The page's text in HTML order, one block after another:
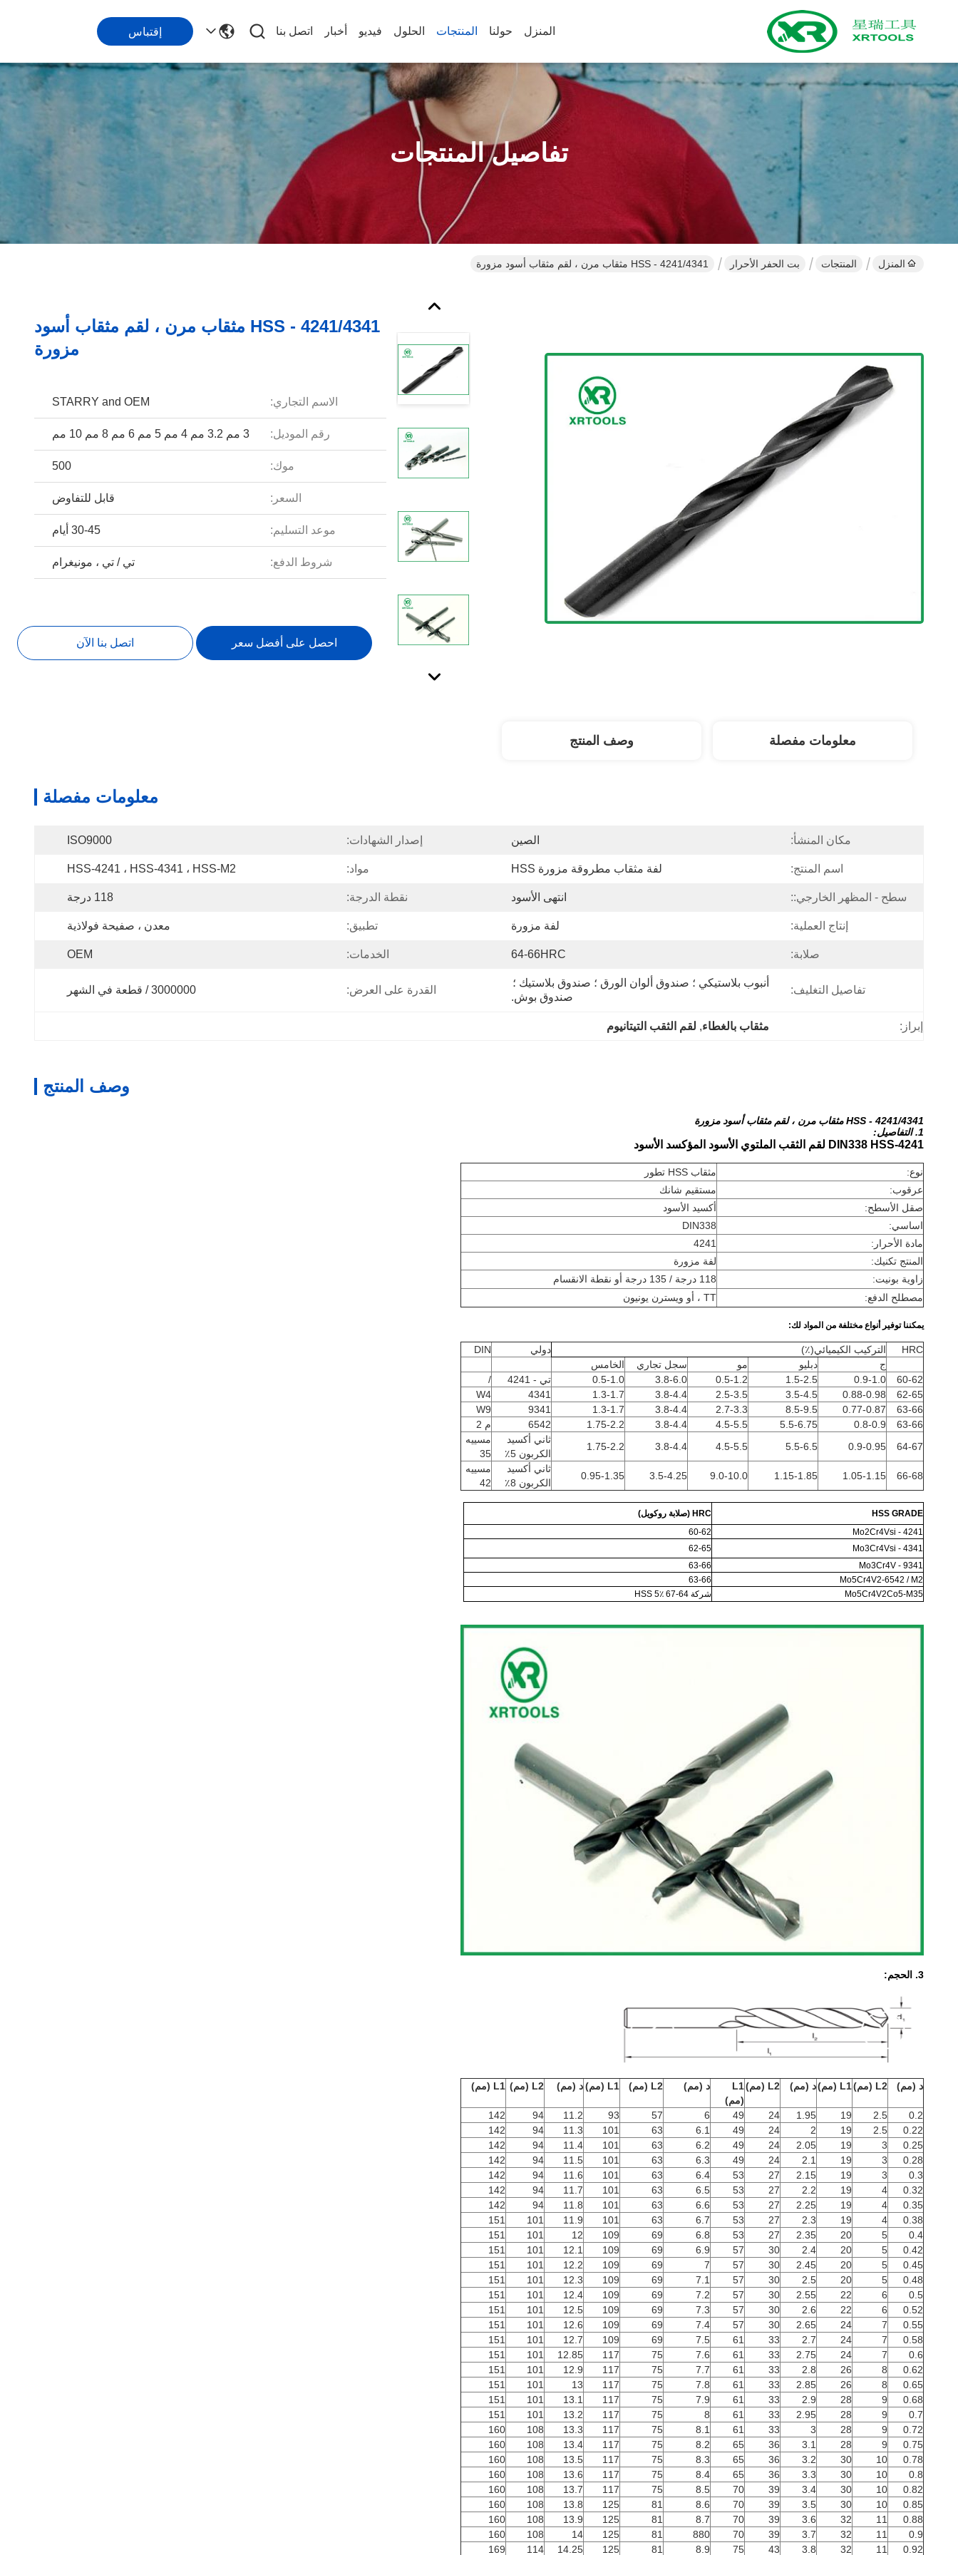
المنزل حولنا المنتجات الحلول فيديو أخبار اتصل بنا إقتباس
تفاصيل المنتجات
المنزل المنتجات بت الحفر الأحرار HSS - 4241/4341 مثقاب مرن ، لقم مثقاب أسود مزورة
HSS - 4241/4341 مثقاب مرن ، لقم مثقاب أسود
مزورة
الاسم التجاري: STARRY and OEM
رقم الموديل: 3 مم 3.2 مم 4 مم 5 مم 6 مم 8 مم 10 مم
موك: 500
السعر: قابل للتفاوض
موعد التسليم: 30-45 أيام
شروط الدفع: تي / تي ، مونيغرام
احصل على أفضل سعر اتصل بنا الآن
معلومات مفصلة وصف المنتج
معلومات مفصلة
مكان المنشأ: الصين إصدار الشهادات: ISO9000
اسم المنتج: لفة مثقاب مطروقة مزورة HSS مواد: HSS-4241 ، HSS-4341 ، HSS-M2
سطح - المظهر الخارجي:: انتهى الأسود نقطة الدرجة: 118 درجة
إنتاج العملية: لفة مزورة تطبيق: معدن ، صفيحة فولاذية
صلابة: 64-66HRC الخدمات: OEM
تفاصيل التغليف:
صندوق بوش.
القدرة على العرض: 3000000 / قطعة في الشهر
إبراز: مثقاب بالغطاء, لقم الثقب التيتانيوم
وصف المنتج
HSS - 4241/4341 مثقاب مرن ، لقم مثقاب أسود مزورة
1. التفاصيل:
DIN338 HSS-4241 لقم الثقب الملتوي الأسود المؤكسد الأسود
نوع:
مثقاب HSS تطور
عرقوب:
مستقيم شانك
صقل الأسطح:
أكسيد الأسود
اساسي:
DIN338
مادة الأحرار:
4241
المنتج تكنيك:
لفة مزورة
زاوية بونيت:
118 درجة / 135 درجة أو نقطة الانقسام
مصطلح الدفع:
TT ، أو ويسترن يونيون
يمكننا توفير أنواع مختلفة من المواد لك:
HRC التركيب الكيميائي(٪) دولي
DIN
ج
دبليو مو سجل تجاري
الخامس
60-62
0.9-1.0
1.5-2.5
0.5-1.2
3.8-6.0
0.5-1.0 تي - 4241
/
62-65
0.88-0.98
3.5-4.5
2.5-3.5
3.8-4.4
1.3-1.7
4341
W4
63-66
0.77-0.87
8.5-9.5
2.7-3.3
3.8-4.4
1.3-1.7
9341
W9
63-66
0.8-0.9
5.5-6.75
4.5-5.5
3.8-4.4
1.75-2.2
6542
م 2
64-67
0.9-0.95
5.5-6.5
4.5-5.5
3.8-4.4
1.75-2.2
ثاني أكسيد
الكربون 5٪
مسييه
35
66-68
1.05-1.15
1.15-1.85
9.0-10.0
3.5-4.25
0.95-1.35
ثاني أكسيد
الكربون 8٪
مسييه
42
HSS GRADE
HRC (صلابة روكويل)
Mo2Cr4Vsi - 4241
60-62
Mo3Cr4Vsi - 4341
62-65
Mo3Cr4V - 9341
63-66
Mo5Cr4V2-6542 / M2
63-66
Mo5Cr4V2Co5-M35
شركة 64-67 HSS 5٪
3. الحجم:
د (مم) L2 (مم) L1 (مم) د (مم) L2 (مم)
L1
(مم)
د (مم) L2 (مم) L1 (مم) د (مم) L2 (مم) L1 (مم)
0.2
2.5
19
1.95
24
49
6
57
93
11.2
94
142
0.22
2.5
19
2
24
49
6.1
63
101
11.3
94
142
0.25
3
19
2.05
24
49
6.2
63
101
11.4
94
142
0.28
3
19
2.1
24
49
6.3
63
101
11.5
94
142
0.3
3
19
2.15
27
53
6.4
63
101
11.6
94
142
0.32
4
19
2.2
27
53
6.5
63
101
11.7
94
142
0.35
4
19
2.25
27
53
6.6
63
101
11.8
94
142
0.38
4
19
2.3
27
53
6.7
63
101
11.9
101
151
0.4
5
20
2.35
27
53
6.8
69
109
12
101
151
0.42
5
20
2.4
30
57
6.9
69
109
12.1
101
151
0.45
5
20
2.45
30
57
7
69
109
12.2
101
151
0.48
5
20
2.5
30
57
7.1
69
109
12.3
101
151
0.5
6
22
2.55
30
57
7.2
69
109
12.4
101
151
0.52
6
22
2.6
30
57
7.3
69
109
12.5
101
151
0.55
7
24
2.65
30
57
7.4
69
109
12.6
101
151
0.58
7
24
2.7
33
61
7.5
69
109
12.7
101
151
0.6
7
24
2.75
33
61
7.6
75
117
12.85
101
151
0.62
8
26
2.8
33
61
7.7
75
117
12.9
101
151
0.65
8
26
2.85
33
61
7.8
75
117
13
101
151
0.68
9
28
2.9
33
61
7.9
75
117
13.1
101
151
0.7
9
28
2.95
33
61
8
75
117
13.2
101
151
0.72
9
28
3
33
61
8.1
75
117
13.3
108
160
0.75
9
28
3.1
36
65
8.2
75
117
13.4
108
160
0.78
10
30
3.2
36
65
8.3
75
117
13.5
108
160
0.8
10
30
3.3
36
65
8.4
75
117
13.6
108
160
0.82
10
30
3.4
39
70
8.5
75
117
13.7
108
160
0.85
10
30
3.5
39
70
8.6
81
125
13.8
108
160
0.88
11
32
3.6
39
70
8.7
81
125
13.9
108
160
0.9
11
32
3.7
39
70
880
81
125
14
108
160
0.92
11
32
3.8
43
75
8.9
81
125
14.25
114
169